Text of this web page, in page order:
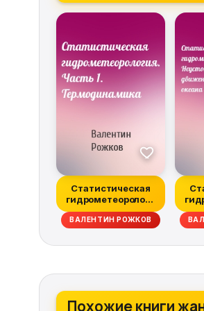
Статистическая
гидрометеорологи
я. Часть 1.
Термоди...
ВАЛЕНТИН РОЖКОВ
Похожие книги